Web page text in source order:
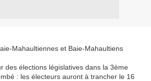
Mahaultiennes et Baie-Mahaultiens
des élections législatives dans la 3ème
: les électeurs auront à trancher le 16